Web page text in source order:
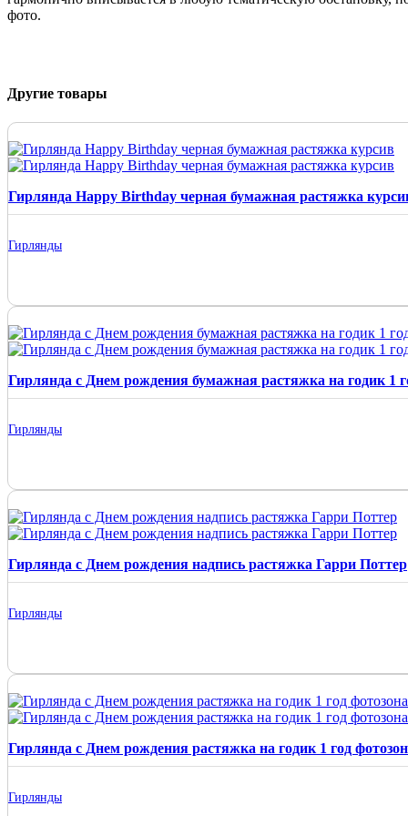
фото.
Другие товары
Гирлянда Happy Birthday черная бумажная растяжка
Гирлянды
Гирлянда с Днем рождения бумажная растяжка на годик 1
Гирлянды
Гирлянда с Днем рождения надпись растяжка Гарри Поттер
Гирлянды
Гирлянда с Днем рождения растяжка на годик 1 год
Гирлянды